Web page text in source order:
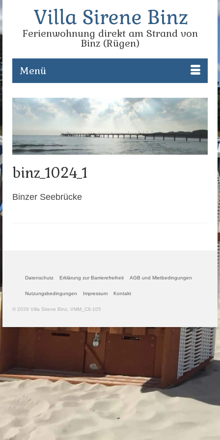
Ferienwohnung direkt am Strand von
Binz (Rügen)
Menü
binz_1024_1
Binzer Seebrücke
Datenschutz Erklärung zur Barrierefreiheit AGB und Mietbedingungen
Nutzungsbedingungen Impressum Kontakt
© 2026 Villa Sirene Binz, VMM_C6-105